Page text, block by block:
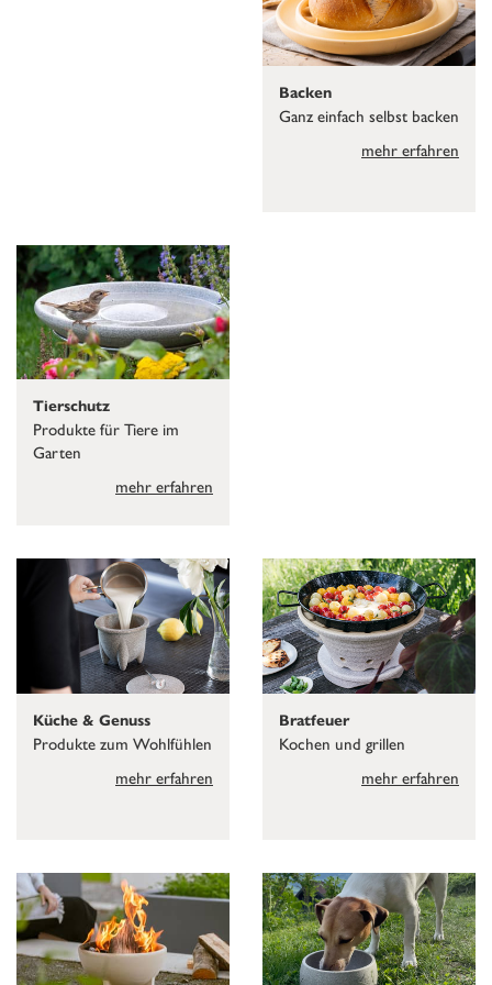
Backen
Ganz einfach selbst backen
mehr erfahren
Tierschutz
Produkte für Tiere im
Garten
mehr erfahren
Küche & Genuss
Produkte zum Wohlfühlen
mehr erfahren
Bratfeuer
Kochen und grillen
mehr erfahren